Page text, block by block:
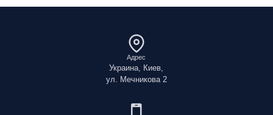
Адрес
Украина, Киев,
ул. Мечникова 2